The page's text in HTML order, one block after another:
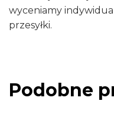
wyceniamy
przesyłki.
Podobne